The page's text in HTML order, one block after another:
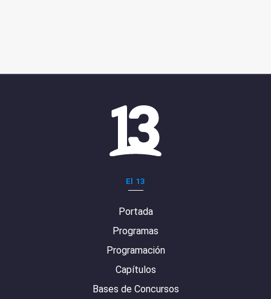
El 13
Portada
Programas
Programación
Capítulos
Bases de Concursos